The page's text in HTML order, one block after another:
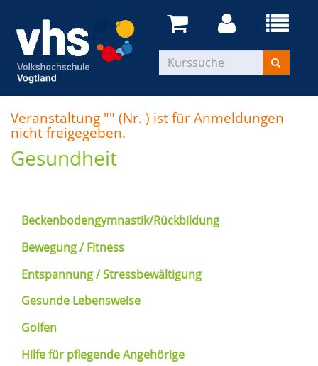
Veranstaltung "" (Nr. ) ist für Anmeldungen
nicht freigegeben.
Gesundheit
Beckenbodengymnastik/Rückbildung
Bewegung / Fitness
Entspannung / Stressbewältigung
Gesunde Lebensweise
Golfen
Hilfe für pflegende Angehörige